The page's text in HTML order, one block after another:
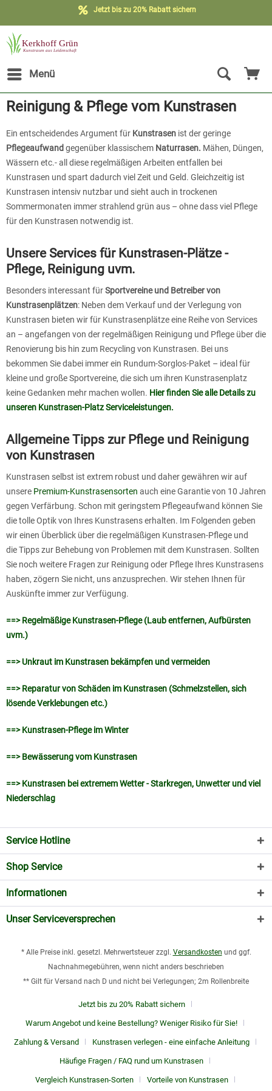
Jetzt bis zu 20% Rabatt sichern
Menü
Reinigung & Pflege vom Kunstrasen
Ein entscheidendes Argument für Kunstrasen ist der geringe
Pflegeaufwand gegenüber klassischem Naturrasen. Mähen, Düngen,
Wässern etc.- all diese regelmäßigen Arbeiten entfallen bei
Kunstrasen und spart dadurch viel Zeit und Geld. Gleichzeitig ist
Kunstrasen intensiv nutzbar und sieht auch in trockenen
Sommermonaten immer strahlend grün aus – ohne dass viel Pflege
für den Kunstrasen notwendig ist.
Unsere Services für Kunstrasen-Plätze -
Pflege, Reinigung uvm.
Besonders interessant fürSportvereine und Betreiber von
Kunstrasenplätzen: Neben dem Verkauf und der Verlegung von
Kunstrasen bieten wir für Kunstrasenplätze eine Reihe von Services
an – angefangen von der regelmäßigen Reinigung und Pflege über die
Renovierung bis hin zum Recycling von Kunstrasen. Bei uns
bekommen Sie dabei immer ein Rundum-Sorglos-Paket – ideal für
kleine und große Sportvereine, die sich um ihren Kunstrasenplatz
keine Gedanken mehr machen wollen. Hier finden Sie alle Details zu
unseren Kunstrasen-Platz Serviceleistungen.
Allgemeine Tipps zur Pflege und Reinigung
von Kunstrasen
Kunstrasen selbst ist extrem robust und daher gewähren wir auf
unsere Premium-Kunstrasensorten auch eine Garantie von 10 Jahren
gegen Verfärbung. Schon mit geringstem Pflegeaufwand können Sie
die tolle Optik von Ihres Kunstrasens erhalten. Im Folgenden geben
wir einen Überblick über die regelmäßigen Kunstrasen-Pflege und
die Tipps zur Behebung von Problemen mit dem Kunstrasen. Sollten
Sie noch weitere Fragen zur Reinigung oder Pflege Ihres Kunstrasens
haben, zögern Sie nicht, uns anzusprechen. Wir stehen Ihnen für
Auskünfte immer zur Verfügung.
==> Regelmäßige Kunstrasen-Pflege (Laub entfernen, Aufbürsten
uvm.)
==> Unkraut im Kunstrasen bekämpfen und vermeiden
==> Reparatur von Schäden im Kunstrasen (Schmelzstellen, sich
lösende Verklebungen etc.)
==> Kunstrasen-Pflege im Winter
==> Bewässerung vom Kunstrasen
==> Kunstrasen bei extremem Wetter - Starkregen, Unwetter und viel
Niederschlag
Service Hotline
Shop Service
Informationen
Unser Serviceversprechen
* Alle Preise inkl. gesetzl. Mehrwertsteuer zzgl. Versandkosten und ggf.
Nachnahmegebühren, wenn nicht anders beschrieben
** Gilt für Versand nach D und nicht bei Verlegungen; 2m Rollenbreite
Jetzt bis zu 20% Rabatt sichern
Warum Angebot und keine Bestellung? Weniger Risiko für Sie!
Zahlung & Versand Kunstrasen verlegen - eine einfache Anleitung
Häufige Fragen / FAQ rund um Kunstrasen
Vergleich Kunstrasen-Sorten Vorteile von Kunstrasen